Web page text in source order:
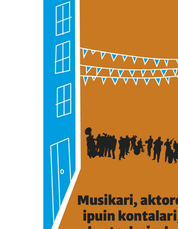
baliatzen gara. Ohar hau onartuz gero,
erabiltzeko baimen esplizitua ematen